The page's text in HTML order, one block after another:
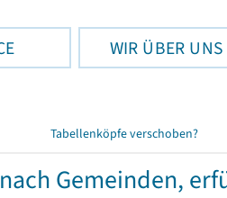
WIR ÜBER UNS
Tabellenköpfe verschoben?
Gemeinden,